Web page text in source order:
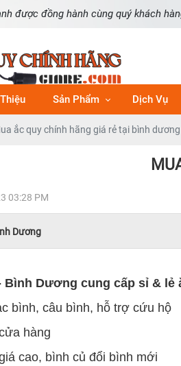
được đồng hành cùng quý khách
Sản Phẩm Dịch Vụ
ắc quy chính hãng giá rẻ tại bình dương
03:28 PM
Dương
Bình Dương cung cấp sỉ &
bình, câu bình, hỗ trợ cứu hộ
hàng
cao, bình củ đổi bình mới